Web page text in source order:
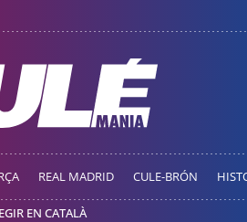
REAL MADRID CULE-BRÓN
EN CATALÀ